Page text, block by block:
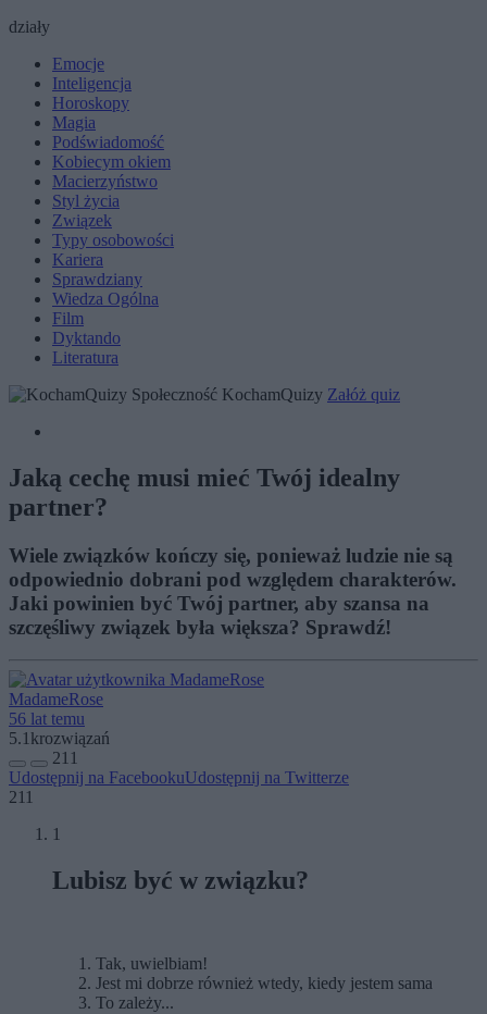
działy
Emocje
Inteligencja
Horoskopy
Magia
Podświadomość
Kobiecym okiem
Macierzyństwo
Styl życia
Związek
Typy osobowości
Kariera
Sprawdziany
Wiedza Ogólna
Film
Dyktando
Literatura
Społeczność KochamQuizy Załóż quiz
Jaką cechę musi mieć Twój idealny
partner?
Wiele związków kończy się, ponieważ ludzie nie są
odpowiednio dobrani pod względem charakterów.
Jaki powinien być Twój partner, aby szansa na
szczęśliwy związek była większa? Sprawdź!
MadameRose
56 lat temu
5.1krozwiązań
211
Udostępnij na FacebookuUdostępnij na Twitterze
211
1
Lubisz być w związku?
Tak, uwielbiam!
Jest mi dobrze również wtedy, kiedy jestem sama
To zależy...